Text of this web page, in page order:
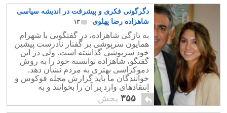
دگرگونی فکری و پیشرفت در اندیشه سیاسی
شاهزاده رضا پهلوی
۱۳
به تازگی شاهزاده، در گفتگویی با شهرام
همایون سرپوشی بر گفتار نادرست پیشین
خود سرپوشی گذاشته است. ولی در این
گفتگو، شاهزاده توانسته خود را به روش
دموکراسی بهتری به مردم نشان دهد.
خوانندگان ما باید گزارش مجله فوکوس و
انتقادهای وارد بر آن را بخوانند و به
گفتارشاهزاده گوش فرا دهند تا به حقیقت
پی ببرند.
۳۵۵ پخش